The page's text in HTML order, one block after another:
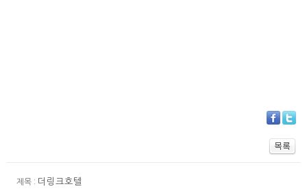
제목 : 더링크호텔